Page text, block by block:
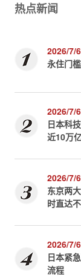
热点新闻
2026/7/6
永住门
2026/7/6
日本科
近10万
2026/7/6
东京两
时直达
2026/7/6
日本紧
流程